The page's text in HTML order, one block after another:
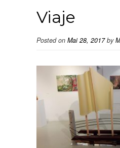
Viaje
Posted on Mai 28, 2017by